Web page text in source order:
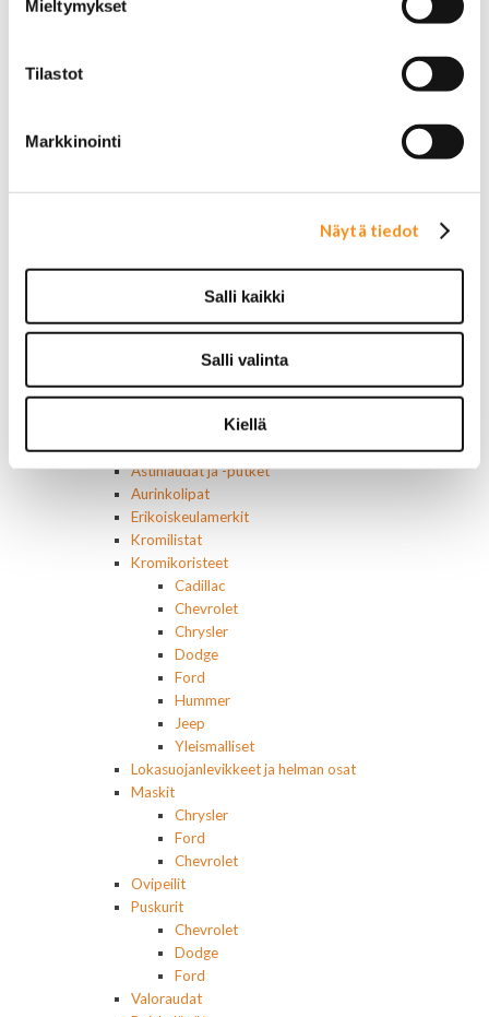
Mieltymykset
Tilastot
Markkinointi
Näytä tiedot
Salli kaikki
Salli valinta
Kiellä
Chrysler merkit
Lincoln merkit
Mercury merkit
Plymouth merkit
Pontiac merkit
Merkit ja logot
Ulkopuolen varusteet ja ehostus
Astinlaudat ja -putket
Aurinkolipat
Erikoiskeulamerkit
Kromilistat
Kromikoristeet
Cadillac
Chevrolet
Chrysler
Dodge
Ford
Hummer
Jeep
Yleismalliset
Lokasuojanlevikkeet ja helman osat
Maskit
Chrysler
Ford
Chevrolet
Ovipeilit
Puskurit
Chevrolet
Dodge
Ford
Valoraudat